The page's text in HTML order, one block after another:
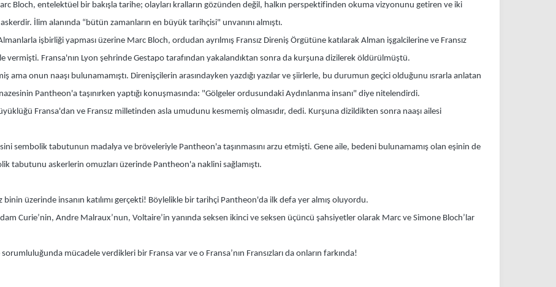
Bloch, entelektüel bir bakışla tarihe; olayları kralların gözünden değil, halkın perspektifinden okuma vizyonunu getiren ve iki
İlim alanında “bütün zamanların en büyük tarihçisi" unvanını almıştı.
işbirliği yapması üzerine Marc Bloch, ordudan ayrılmış Fransız Direniş Örgütüne katılarak Alman işgalcilerine ve Fransız
vermişti. Fransa'nın Lyon şehrinde Gestapo tarafından yakalandıktan sonra da kurşuna dizilerek öldürülmüştü.
ama onun naaşı bulunamamıştı. Direnişçilerin arasındayken yazdığı yazılar ve şiirlerle, bu durumun geçici olduğunu ısrarla anlatan
Pantheon'a taşınırken yaptığı konuşmasında: "Gölgeler ordusundaki Aydınlanma insanı" diye nitelendirdi.
Fransa'dan ve Fransız milletinden asla umudunu kesmemiş olmasıdır, dedi. Kurşuna dizildikten sonra naaşı ailesi
sembolik tabutunun madalya ve bröveleriyle Pantheon'a taşınmasını arzu etmişti. Gene aile, bedeni bulunamamış olan eşinin de
tabutunu askerlerin omuzları üzerinde Pantheon'a naklini sağlamıştı.
üzerinde insanın katılımı gerçekti! Böylelikle bir tarihçi Pantheon'da ilk defa yer almış oluyordu.
Curie’nin, Andre Malraux’nun, Voltaire’in yanında seksen ikinci ve seksen üçüncü şahsiyetler olarak Marc ve Simone Bloch’lar
mücadele verdikleri bir Fransa var ve o Fransa’nın Fransızları da onların farkında!